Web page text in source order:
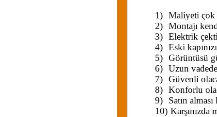
1) Maliyeti çok
2) Montajı
3) Elektrik
4) Eski
5) Görüntüsü
6) Uzun
7) Güvenli
8) Konforlu
9)
Satın
10) Karşınızda